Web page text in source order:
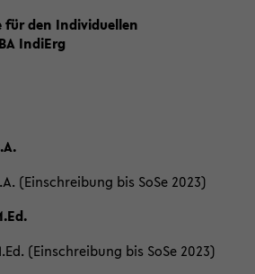
für den Individuellen
IndiErg
(Einschreibung bis SoSe 2023)
(Einschreibung bis SoSe 2023)